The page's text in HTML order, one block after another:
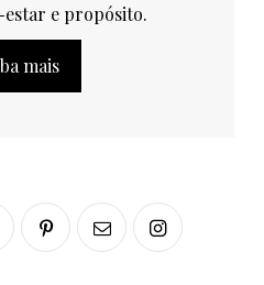
e propósito.
mais